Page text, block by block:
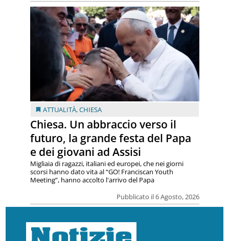
ATTUALITÀ,CHIESA
Chiesa. Un abbraccio verso il
futuro, la grande festa del Papa
e dei giovani ad Assisi
Pubblicato il 6 Agosto, 2026
Migliaia di ragazzi, italiani ed europei, che nei giorni
scorsi hanno dato vita al “GO! Franciscan Youth
Meeting”, hanno accolto l'arrivo del Papa